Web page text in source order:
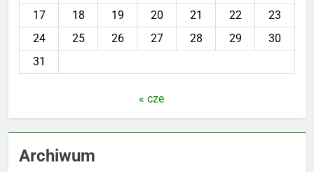
17
18 19 20 21 22
23
24
25 26 27 28 29
30
31
« cze
Archiwum